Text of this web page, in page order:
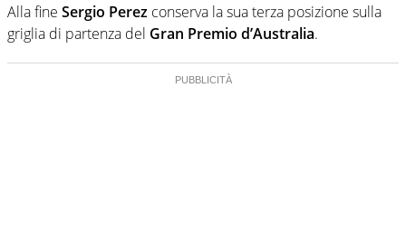
Alla fine Sergio Perez conserva la sua terza posizione sulla
griglia di partenza del Gran Premio d’Australia.